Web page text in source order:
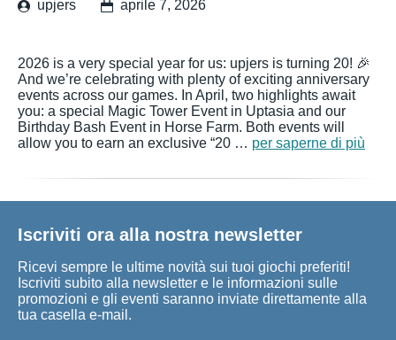
upjers aprile 7, 2026
2026 is a very special year for us: upjers is turning 20! 🎉
And we’re celebrating with plenty of exciting anniversary
events across our games. In April, two highlights await
you: a special Magic Tower Event in Uptasia and our
Birthday Bash Event in Horse Farm. Both events will
allow you to earn an exclusive “20 … per saperne di più
Iscriviti ora alla nostra newsletter
Ricevi sempre le ultime novità sui tuoi giochi preferiti!
Iscriviti subito alla newsletter e le informazioni sulle
promozioni e gli eventi saranno inviate direttamente alla
tua casella e-mail.